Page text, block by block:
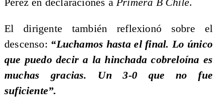
Pérez en declaraciones a Primera B Chile.
El dirigente también reflexionó sobre el
descenso: “Luchamos hasta el final. Lo único
que puedo decir a la hinchada cobreloína es
muchas gracias. Un 3-0 que no fue
suficiente”.